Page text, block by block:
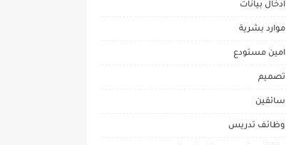
ادخال بيانات
موارد بشرية
امين مستودع
تصميم
سائقين
وظائف تدريس